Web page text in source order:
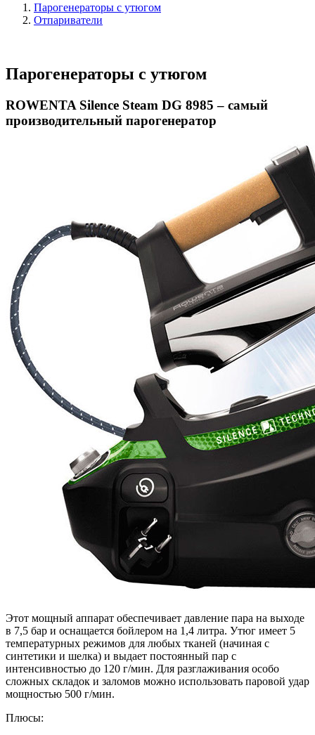
Парогенераторы с утюгом
Отпариватели
Парогенераторы с утюгом
ROWENTA Silence Steam DG 8985 – самый
производительный парогенератор
Этот мощный аппарат обеспечивает давление пара на выходе
в 7,5 бар и оснащается бойлером на 1,4 литра. Утюг имеет 5
температурных режимов для любых тканей (начиная с
синтетики и шелка) и выдает постоянный пар с
интенсивностью до 120 г/мин. Для разглаживания особо
сложных складок и заломов можно использовать паровой удар
мощностью 500 г/мин.
Плюсы: